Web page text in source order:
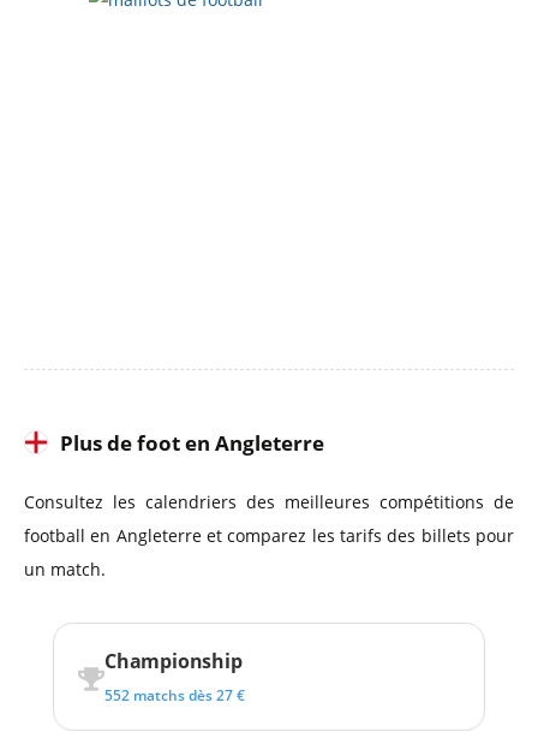
Plus de foot en Angleterre
Consultez les calendriers des meilleures compétitions de
football en Angleterre et comparez les tarifs des billets pour
un match.
Championship
552 matchs dès 27 €